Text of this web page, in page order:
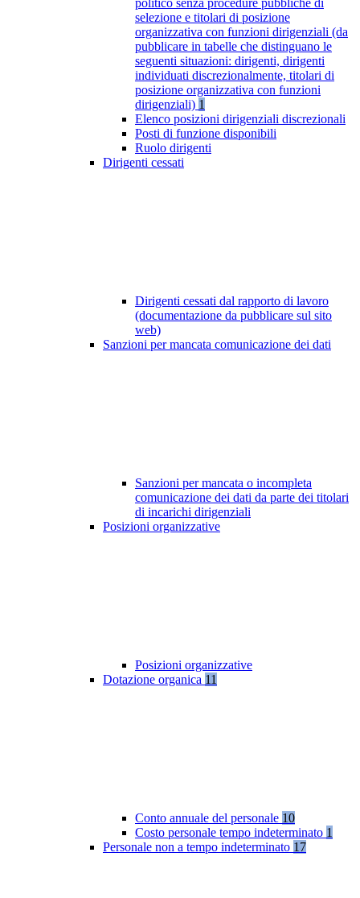
politico senza procedure pubbliche di
selezione e titolari di posizione
organizzativa con funzioni dirigenziali (da
pubblicare in tabelle che distinguano le
seguenti situazioni: dirigenti, dirigenti
individuati discrezionalmente, titolari di
posizione organizzativa con funzioni
dirigenziali) 1
Elenco posizioni dirigenziali discrezionali
Posti di funzione disponibili
Ruolo dirigenti
Dirigenti cessati
Dirigenti cessati dal rapporto di lavoro
(documentazione da pubblicare sul sito
web)
Sanzioni per mancata comunicazione dei dati
Sanzioni per mancata o incompleta
comunicazione dei dati da parte dei titolari
di incarichi dirigenziali
Posizioni organizzative
Posizioni organizzative
Dotazione organica 11
Conto annuale del personale 10
Costo personale tempo indeterminato 1
Personale non a tempo indeterminato 17